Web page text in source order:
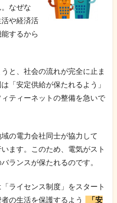
なぜな
や経済活
するから
と、社会の流れが完全に止ま
「安定供給が保たれるよう」
ティーネットの整備を急いで
の電力会社同士が協力して
ます。このため、電気がスト
ランスが保たれるのです。
ライセンス制度」をスタート
の生活を保護するよう
「安